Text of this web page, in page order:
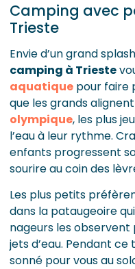
Camping avec
Trieste
Envie d’un grand
camping à Trieste
aquatique pour faire
que les grands
olympique, les plus
l’eau à leur rythme.
enfants progressent
sourire au coin des
Les plus petits
dans la pataugeoire
nageurs les observent
jets d’eau. Pendant ce
sonné pour vous au